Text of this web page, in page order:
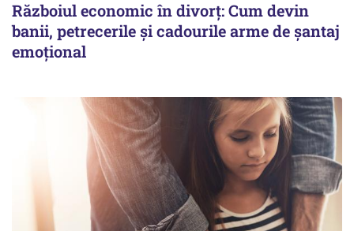
Războiul economic în divorț: Cum devin
banii, petrecerile și cadourile arme de șantaj
emoțional